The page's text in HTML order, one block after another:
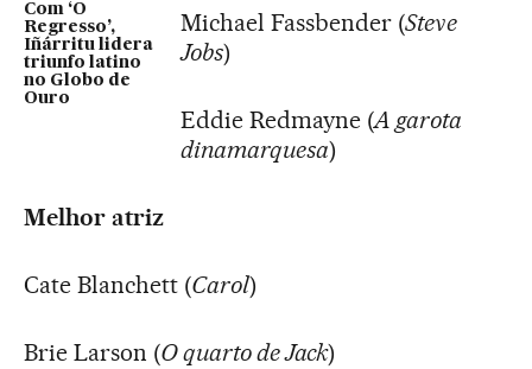
Com ‘O
Regresso’,
Iñárritu lidera
triunfo latino
no Globo de
Ouro
Michael Fassbender (Steve
Jobs)
Eddie Redmayne (A garota
dinamarquesa)
Melhor atriz
Cate Blanchett (Carol)
Brie Larson (O quarto de Jack)